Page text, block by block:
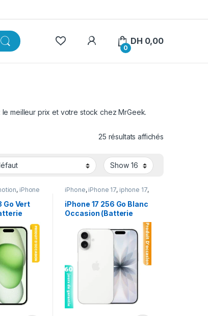
My Account
0
DH 0,00
meilleur prix et votre stock chez MrGeek.
25 résultats affichés
, iPhone
Go Vert
iPhone, iPhone 17, iphone 17,
iPhone 17 256 Go Blanc
Occasion (Batterie